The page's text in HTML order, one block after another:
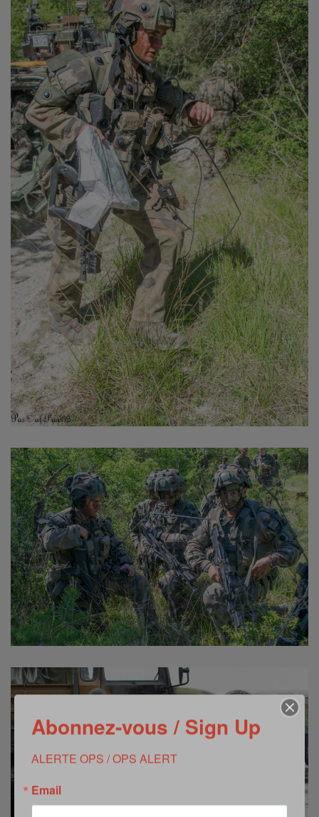
Abonnez-vous / Sign Up
ALERTE OPS / OPS ALERT
Email